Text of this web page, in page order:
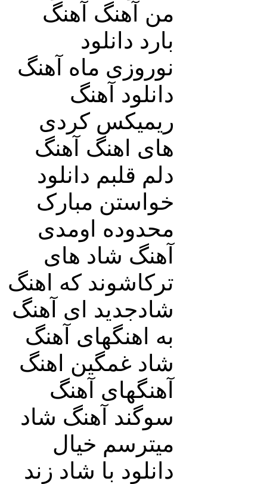
من آهنگ آهنگ
بارد دانلود
نوروزی ماه آهنگ
دانلود آهنگ
ریمیکس کردی
های اهنگ آهنگ
دلم قلبم دانلود
خواستن مبارک
محدوده اومدی
آهنگ شاد های
ترکاشوند که اهنگ
شادجدید ای آهنگ
به اهنگهای آهنگ
شاد غمگین اهنگ
آهنگهای آهنگ
سوگند آهنگ شاد
میترسم خیال
دانلود با شاد زند